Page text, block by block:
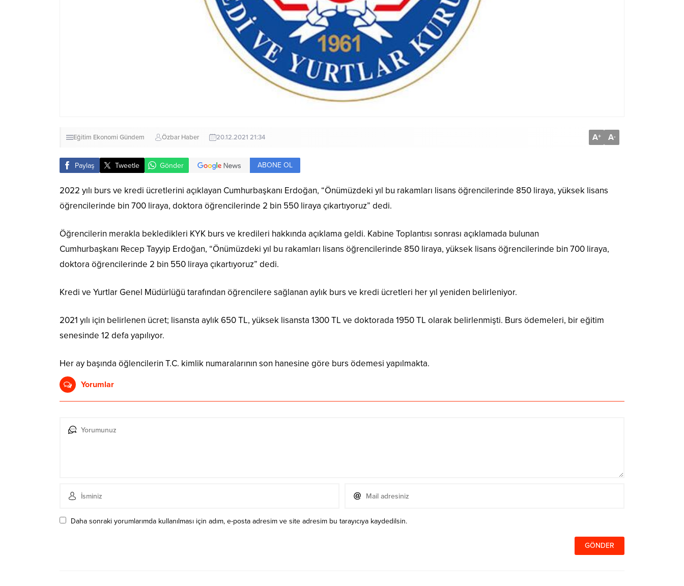
Eğitim Ekonomi Gündem Özbar Haber 20.12.2021 21:34 A+ A-
Paylaş Tweetle Gönder ABONE OL
2022 yılı burs ve kredi ücretlerini açıklayan Cumhurbaşkanı Erdoğan, “Önümüzdeki yıl bu rakamları lisans öğrencilerinde 850 liraya, yüksek lisans
öğrencilerinde bin 700 liraya, doktora öğrencilerinde 2 bin 550 liraya çıkartıyoruz” dedi.
Öğrencilerin merakla bekledikleri KYK burs ve kredileri hakkında açıklama geldi. Kabine Toplantısı sonrası açıklamada bulunan
Cumhurbaşkanı Recep Tayyip Erdoğan, “Önümüzdeki yıl bu rakamları lisans öğrencilerinde 850 liraya, yüksek lisans öğrencilerinde bin 700 liraya,
doktora öğrencilerinde 2 bin 550 liraya çıkartıyoruz” dedi.
Kredi ve Yurtlar Genel Müdürlüğü tarafından öğrencilere sağlanan aylık burs ve kredi ücretleri her yıl yeniden belirleniyor.
2021 yılı için belirlenen ücret; lisansta aylık 650 TL, yüksek lisansta 1300 TL ve doktorada 1950 TL olarak belirlenmişti. Burs ödemeleri, bir eğitim
senesinde 12 defa yapılıyor.
Her ay başında öğlencilerin T.C. kimlik numaralarının son hanesine göre burs ödemesi yapılmakta.
Yorumlar
Daha sonraki yorumlarımda kullanılması için adım, e-posta adresim ve site adresim bu tarayıcıya kaydedilsin.